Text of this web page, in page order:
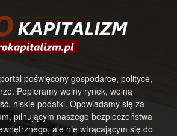
poświęcony gospodarce, polityce,
Popieramy wolny rynek, wolną
niskie podatki. Opowiadamy się za
pilnującym naszego bezpieczeństwa
ale nie wtrącającym się do